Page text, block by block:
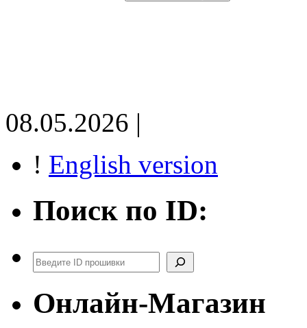
08.05.2026 |
! English version
Поиск по ID:
Поиск
Онлайн-Магазин